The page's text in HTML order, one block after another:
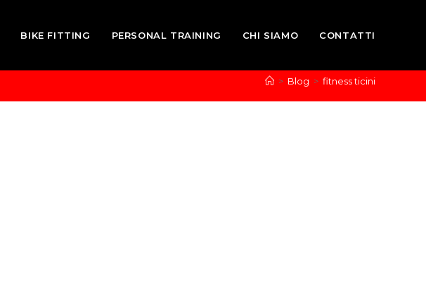
BIKE FITTING PERSONAL TRAINING CHI SIAMO CONTATTI
> Blog > fitness ticini